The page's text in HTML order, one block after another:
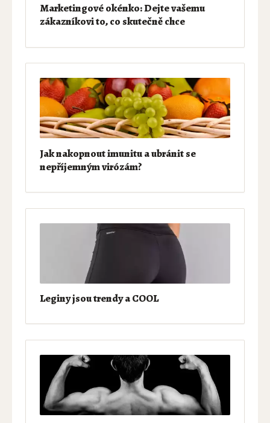
Marketingové okénko: Dejte vašemu
zákazníkovi to, co skutečně chce
Jak nakopnout imunitu a ubránit se
nepříjemným virózám?
Leginy jsou trendy a COOL